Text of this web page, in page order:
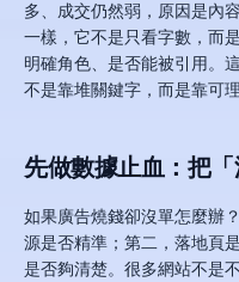
多、成交仍然弱，原因是內
一樣，它不是只看字數，而
明確角色、是否能被引用。
不是靠堆關鍵字，而是靠可
先做數據止血：把
如果廣告燒錢卻沒單怎麼辦
源是否精準；第二，落地頁
是否夠清楚。很多網站不是